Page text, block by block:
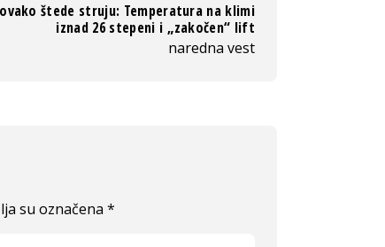
štede struju: Temperatura na klimi
iznad 26 stepeni i „zakočen“ lift
naredna vest
su označena *